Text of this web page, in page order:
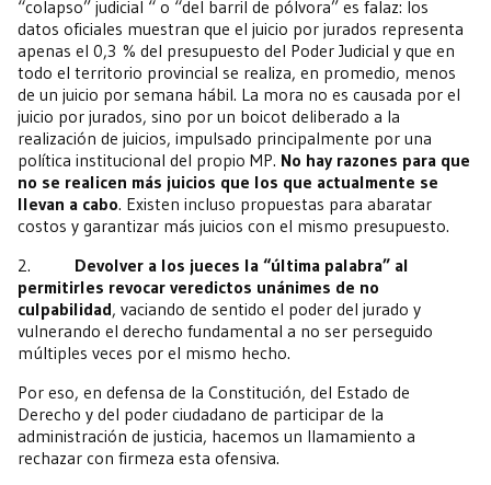
“colapso” judicial “ o “del barril de pólvora” es falaz: los
datos oficiales muestran que el juicio por jurados representa
apenas el 0,3 % del presupuesto del Poder Judicial y que en
todo el territorio provincial se realiza, en promedio, menos
de un juicio por semana hábil. La mora no es causada por el
juicio por jurados, sino por un boicot deliberado a la
realización de juicios, impulsado principalmente por una
política institucional del propio MP. No hay razones para que
no se realicen más juicios que los que actualmente se
llevan a cabo. Existen incluso propuestas para abaratar
costos y garantizar más juicios con el mismo presupuesto.
2. Devolver a los jueces la “última palabra” al
permitirles revocar veredictos unánimes de no
culpabilidad, vaciando de sentido el poder del jurado y
vulnerando el derecho fundamental a no ser perseguido
múltiples veces por el mismo hecho.
Por eso, en defensa de la Constitución, del Estado de
Derecho y del poder ciudadano de participar de la
administración de justicia, hacemos un llamamiento a
rechazar con firmeza esta ofensiva.